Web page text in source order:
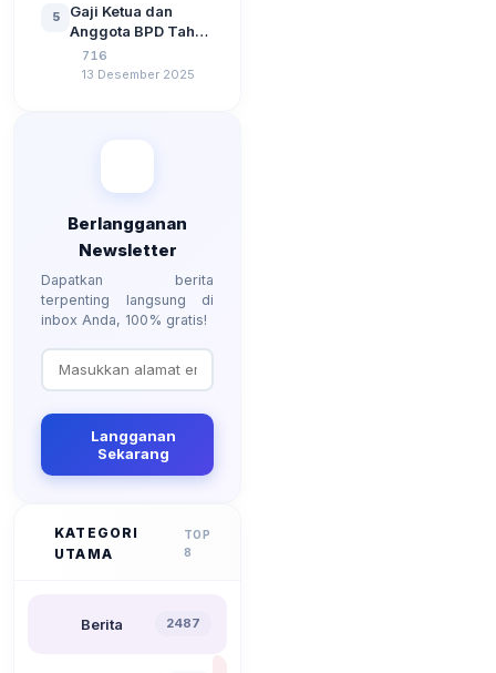
Berdasarkan UU No
3 Tahun 2024
5
Gaji Ketua dan
Anggota BPD Tahun
2026, Berapa
Besarannya? Ada
716
13 Desember 2025
Berlangganan
Newsletter
Dapatkan berita
terpenting langsung di
inbox Anda, 100% gratis!
Langganan
Sekarang
KATEGORI
UTAMA
TOP
8
Berita 2487